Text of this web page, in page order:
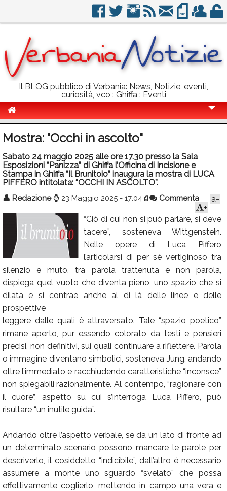
Il BLOG pubblico di Verbania: News, Notizie, eventi,
curiosità, vco : Ghiffa : Eventi
Politica
Sport
Eventi
Info Utili
Rubriche
Calendario
Annunci
Mostra: "Occhi in ascolto"
Sabato 24 maggio 2025 alle ore 17.30 presso la Sala
Esposizioni “Panizza” di Ghiffa l’Officina di Incisione e
Stampa in Ghiffa “Il Brunitoio” inaugura la mostra di LUCA
PIFFERO intitolata: “OCCHI IN ASCOLTO”.
👤 Redazione ⌚ 23 Maggio 2025 - 17:04 Commenta
a-
+
“Ciò di cui non si può parlare, si deve
tacere”, sosteneva Wittgenstein.
Nelle opere di Luca Piffero
l’articolarsi di per sè vertiginoso tra
silenzio e muto, tra parola trattenuta e non parola,
dispiega quel vuoto che diventa pieno, uno spazio che si
dilata e si contrae anche al di là delle linee e delle
prospettive
leggere dalle quali è attraversato. Tale “spazio poetico”
rimane aperto, pur essendo colorato da testi e pensieri
precisi, non definitivi, sui quali continuare a riflettere. Parola
o immagine diventano simbolici, sosteneva Jung, andando
oltre l’immediato e racchiudendo caratteristiche “inconsce”
non spiegabili razionalmente. Al contempo, “ragionare con
il cuore”, aspetto su cui s’interroga Luca Piffero, può
risultare “un inutile guida”.
Andando oltre l’aspetto verbale, se da un lato di fronte ad
un determinato scenario possono mancare le parole per
descriverlo, il cosiddetto “indicibile”, dall’altro è necessario
assumere a monte uno sguardo “svelato” che possa
effettivamente coglierlo, mettendo in campo una vera e